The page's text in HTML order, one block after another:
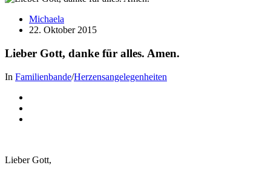
Michaela
22. Oktober 2015
Lieber Gott, danke für alles. Amen.
In Familienbande/Herzensangelegenheiten
Lieber Gott,